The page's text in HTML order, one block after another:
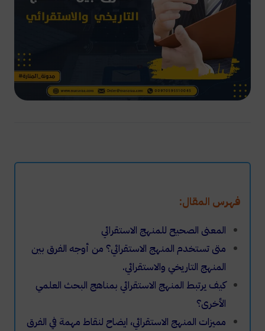
فهرس المقال:
المعنى الصحيح للمنهج الاستقرائي
متى تستخدم المنهج الاستقرائي؟ من أوجه الفرق بين
المنهج التاريخي والاستقرائي.
كيف يرتبط المنهج الاستقرائي بمناهج البحث العلمي
الأخرى؟
مميزات المنهج الاستقرائي، ايضاح لنقاط مهمة في الفرق